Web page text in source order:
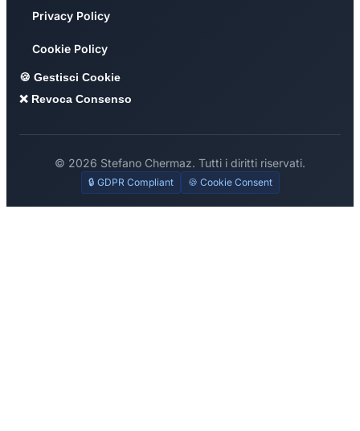
Privacy Policy
Cookie Policy
🍪 Gestisci Cookie
❌ Revoca Consenso
© 2026 Stefano Chermaz. Tutti i diritti riservati.
🔒 GDPR Compliant 🍪 Cookie Consent